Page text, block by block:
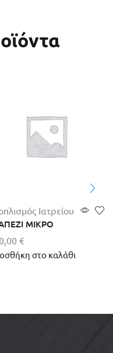
Ιατρείου
ΜΙΚΡΟ
€
στο καλάθι